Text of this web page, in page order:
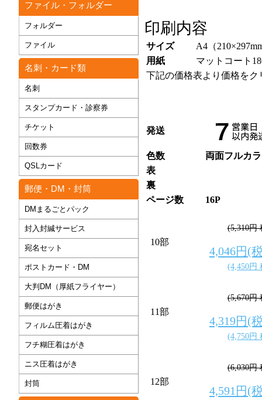
印刷内容
サイズ
A4（
用紙
マットコート
下記の価格表より価格を
発送
色数
両面フルカ
表
裏
ページ数
16P
10部
(5,310円
4,046円(
(4,450円
11部
(5,670円
4,319円(
(4,750円
12部
(6,030円
4,591円(
ファイル・フォルダー
フォルダー
ファイル
名刺・カード類
名刺
スタンプカード・診察券
チケット
回数券
QSLカード
郵便・DM・封筒
DMまるごとパック
封入封緘サービス
宛名セット
ポストカード・DM
大判DM（厚紙フライヤー）
郵便はがき
フィルム圧着はがき
フチ糊圧着はがき
ニス圧着はがき
封筒